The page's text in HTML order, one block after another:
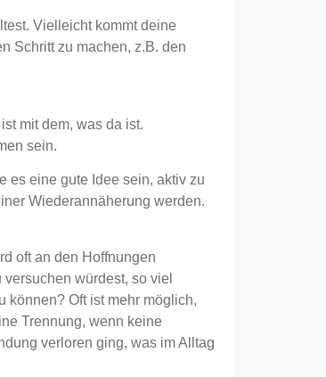
Vielleicht kommt deine
Schritt zu machen, z.B. den
mit dem, was da ist.
sein.
es eine gute Idee sein, aktiv zu
Wiederannäherung werden.
oft an den Hoffnungen
würdest, so viel
können? Oft ist mehr möglich,
Trennung, wenn keine
verloren ging, was im Alltag